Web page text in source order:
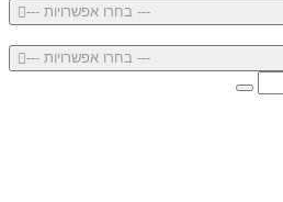
--- בחרו אפשרויות ---
--- בחרו אפשרויות ---